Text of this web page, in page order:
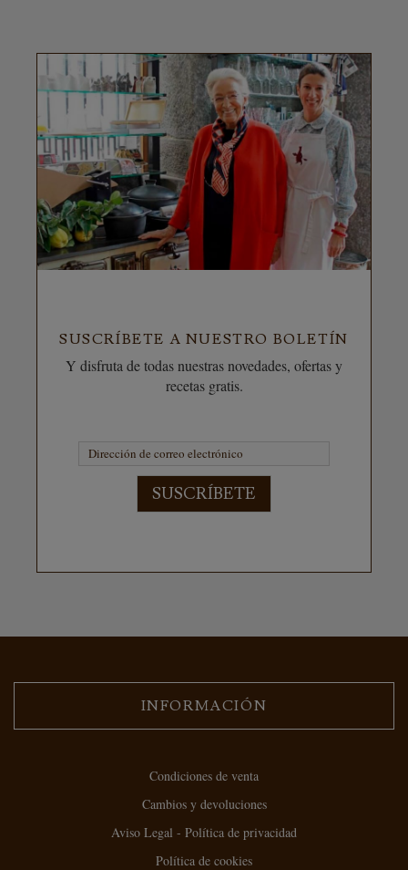
SUSCRÍBETE A NUESTRO BOLETÍN
Y disfruta de todas nuestras novedades, ofertas y
recetas gratis.
SUSCRÍBETE
INFORMACIÓN
Condiciones de venta
Cambios y devoluciones
Aviso Legal - Política de privacidad
Política de cookies